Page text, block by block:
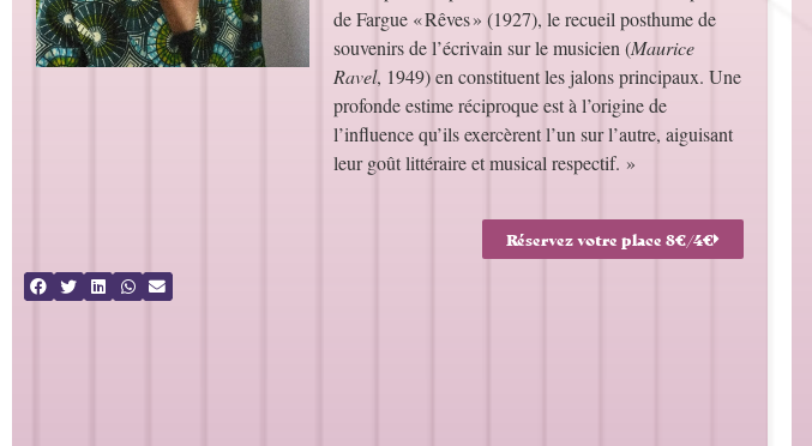
de Fargue « Rêves » (1927), le recueil posthume de
souvenirs de l’écrivain sur le musicien (Maurice
Ravel, 1949) en constituent les jalons principaux. Une
profonde estime réciproque est à l’origine de
l’influence qu’ils exercèrent l’un sur l’autre, aiguisant
leur goût littéraire et musical respectif. »
Réservez votre place 8€/4€